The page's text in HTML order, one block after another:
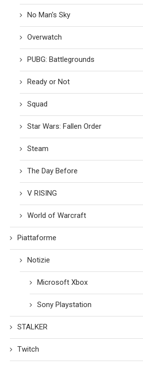
No Man's Sky
Overwatch
PUBG: Battlegrounds
Ready or Not
Squad
Star Wars: Fallen Order
Steam
The Day Before
V RISING
World of Warcraft
Piattaforme
Notizie
Microsoft Xbox
Sony Playstation
STALKER
Twitch